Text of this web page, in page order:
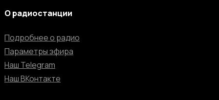
О радиостанции
Подробнее о радио
Параметры эфира
Наш Telegram
Наш ВКонтакте